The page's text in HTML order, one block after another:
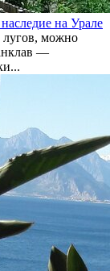
на Урале
лугов, можно
—